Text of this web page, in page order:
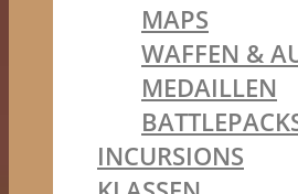
MAPS
WAFFEN &
MEDAILLEN
INCURSIONS